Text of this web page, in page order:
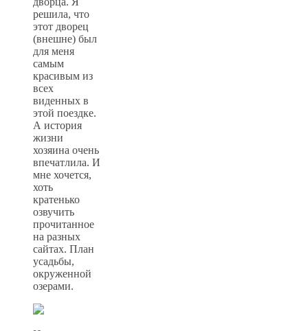
решила, что
этот дворец
(внешне) был
для меня
самым
красивым из
всех
виденных в
этой поездке.
А история
жизни
хозяина очень
впечатлила. И
мне хочется,
хоть
кратенько
озвучить
прочитанное
на разных
сайтах. План
усадьбы,
окруженной
озерами.